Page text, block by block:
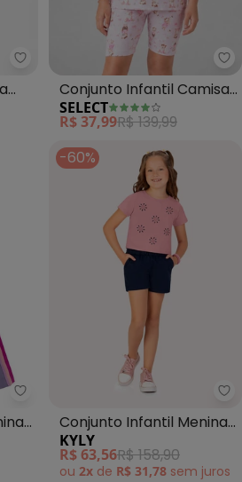
Up Baby - Conjunto Body
Conjunto Infantil Camisa
com Ciclista (Rosa)
SELECT
R$ 37,99R$ 139,99
Elian - Conjunto Infantil Menina
-60%
Conjunto Infantil Menina
Sol (Rosa)
KYLY
R$ 63,56R$ 158,90
ou 2x de R$ 31,78 sem juros